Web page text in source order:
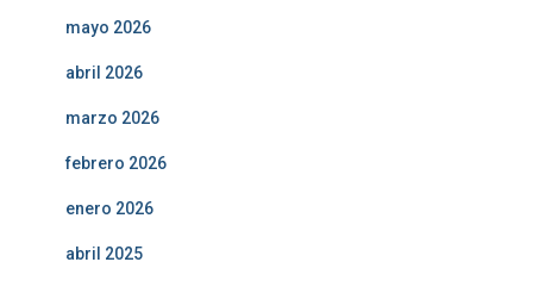
mayo 2026
abril 2026
marzo 2026
febrero 2026
enero 2026
abril 2025